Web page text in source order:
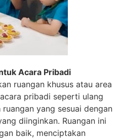
Acara Pribadi
ruangan khusus atau area
pribadi seperti ulang
yang sesuai dengan
diinginkan. Ruangan ini
baik, menciptakan